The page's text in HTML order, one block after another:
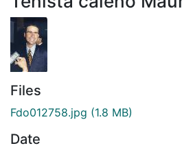
Files
Fdo012758.jpg (1.8 MB)
Date